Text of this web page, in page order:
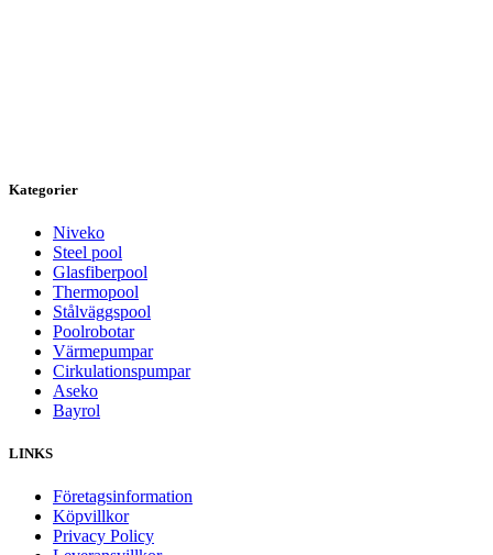
Kategorier
Niveko
Steel pool
Glasfiberpool
Thermopool
Stålväggspool
Poolrobotar
Värmepumpar
Cirkulationspumpar
Aseko
Bayrol
LINKS
Företagsinformation
Köpvillkor
Privacy Policy